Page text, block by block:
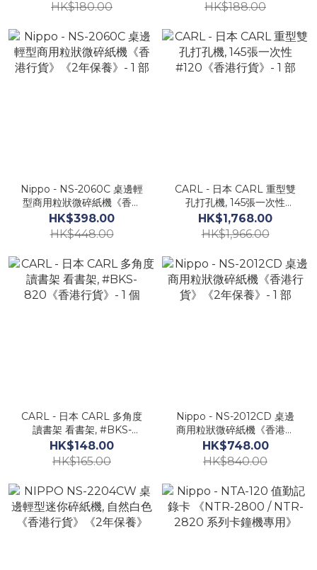
HK$180.00 HK$188.00
Nippo - NS-2060C 桌邊輕
型商用粒狀微碎紙機《香港
行貨》《2年保養》- 1 部
HK$398.00
HK$448.00
CARL - 日本 CARL 重型雙
孔打孔機, 145張一次性
#120《香港行貨》- 1 部
HK$1,768.00
HK$1,966.00
CARL - 日本 CARL 多角度
讀書架 看書架, #BKS-
820《香港行貨》- 1 個
HK$148.00
HK$165.00
Nippo - NS-2012CD 桌邊
商用粒狀微碎紙機《香港行
貨》《2年保養》- 1 部
HK$748.00
HK$840.00